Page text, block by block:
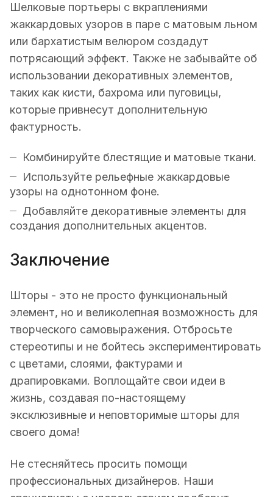
Шелковые портьеры с вкраплениями
жаккардовых узоров в паре с матовым льном
или бархатистым велюром создадут
потрясающий эффект. Также не забывайте об
использовании декоративных элементов,
таких как кисти, бахрома или пуговицы,
которые привнесут дополнительную
фактурность.
Комбинируйте блестящие и матовые ткани.
Используйте рельефные жаккардовые
узоры на однотонном фоне.
Добавляйте декоративные элементы для
создания дополнительных акцентов.
Заключение
Шторы - это не просто функциональный
элемент, но и великолепная возможность для
творческого самовыражения. Отбросьте
стереотипы и не бойтесь экспериментировать
с цветами, слоями, фактурами и
драпировками. Воплощайте свои идеи в
жизнь, создавая по-настоящему
эксклюзивные и неповторимые шторы для
своего дома!
Не стесняйтесь просить помощи
профессиональных дизайнеров. Наши